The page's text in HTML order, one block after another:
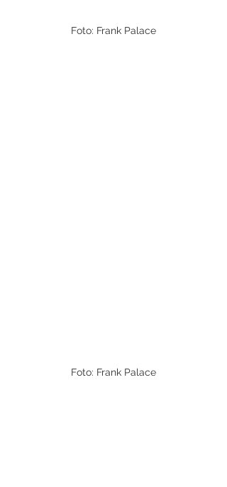
Foto: Frank Palace
Foto: Frank Palace